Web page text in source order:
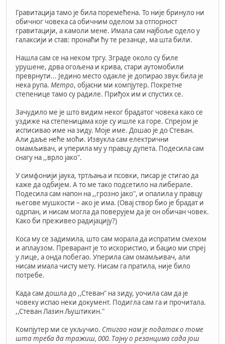
Гравитација тамо је била поремећена. То није бринуло ни
обичног човека са обичним оделом за отпорност
гравитацији, а камоли мене. Имала сам најбоље одело у
галаксији и став: пронаћи ћу те резанце, ма шта били.
Нашла сам се на неком тргу. Зграде около су биле
урушене, дрва огољена и крива, стари аутомобили
преврнути... Једино место одакле је допирао звук била је
нека рупа. Метро, објасни ми компјутер. Покретне
степенице тамо су радиле. Приђох им и спустих се.
Зачудило ме је што видим неког брадатог човека како се
уздиже на степеницама које су ишле ка горе. Спрејом је
исписивао име на зиду. Моје име. Дошао је до Стеван.
Али даље неће моћи. Извукла сам електрични
омамљивач, и уперила му у правцу дупета. Подесила сам
снагу на ,,врло јако".
У симфонији јаука, тртљања и псовки, писар је стигао да
каже да одбијем. А то ме тако подсетило на либерале.
Подесила сам напон на ,,грозно јако", и опалила у правцу
његове мушкости – ако је има. (Овај створ био је брадат и
одрпан, и нисам могла да поверујем да је он обичан човек.
Како би преживео радијацију?)
Коса му се задимила, што сам морала да испратим смехом
и аплаузом. Преварант је то искористио, и бацио ми спреј
у лице, а онда побегао. Уперила сам омамљивач, али
нисам имала чисту мету. Нисам га пратила, није било
потребе.
Када сам дошла до ,,Стеван" на зиду, уочила сам да је
човеку испао неки документ. Подигла сам га и прочитала.
,,Стеван Лазин Љуштикин."
Компјутер ми се укључио. Стигао нам је податак о томе
шта треба да тражиш, 000. Тајну о резанцима сада још